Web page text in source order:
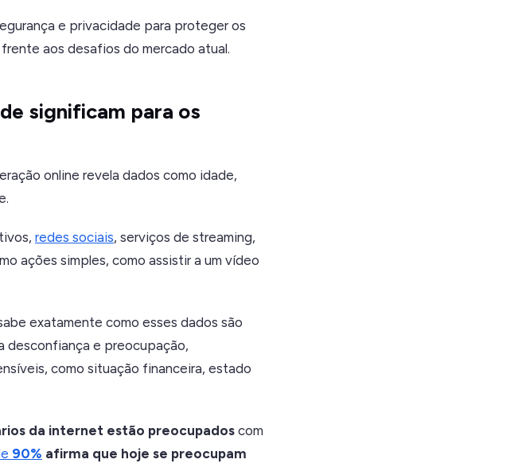
e privacidade para proteger os
aos desafios do mercado atual.
significam para os
online revela dados como idade,
redes sociais, serviços de streaming,
ações simples, como assistir a um vídeo
exatamente como esses dados são
desconfiança e preocupação,
como situação financeira, estado
da internet estão preocupadoscom
90% afirma que hoje se preocupam